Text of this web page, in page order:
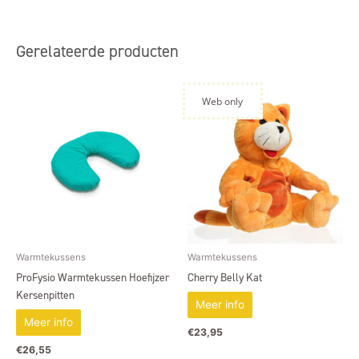
Gerelateerde producten
Warmtekussens
ProFysio Warmtekussen Hoefijzer
Kersenpitten
Meer info
€26,55
Web only
Warmtekussens
Cherry Belly Kat
Meer info
€23,95